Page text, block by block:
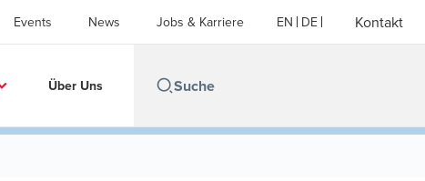
Events News Jobs & Karriere EN DE Kontakt
Über Uns